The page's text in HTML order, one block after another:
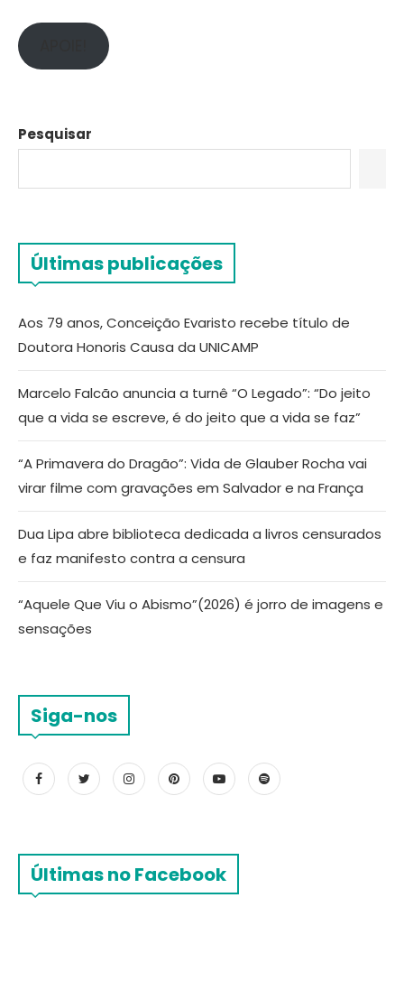
Pesquisar
Últimas publicações
Aos 79 anos, Conceição Evaristo recebe título de
Doutora Honoris Causa da UNICAMP
Marcelo Falcão anuncia a turnê “O Legado”: “Do jeito
que a vida se escreve, é do jeito que a vida se faz”
“A Primavera do Dragão”: Vida de Glauber Rocha vai
virar filme com gravações em Salvador e na França
Dua Lipa abre biblioteca dedicada a livros censurados
e faz manifesto contra a censura
“Aquele Que Viu o Abismo”(2026) é jorro de imagens e
sensações
Siga-nos
Últimas no Facebook